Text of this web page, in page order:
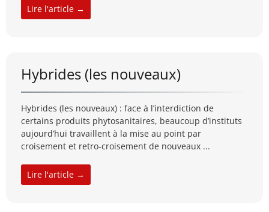
Lire l'article →
Hybrides (les nouveaux)
Hybrides (les nouveaux) : face à l’interdiction de
certains produits phytosanitaires, beaucoup d’instituts
aujourd’hui travaillent à la mise au point par
croisement et retro-croisement de nouveaux ...
Lire l'article →